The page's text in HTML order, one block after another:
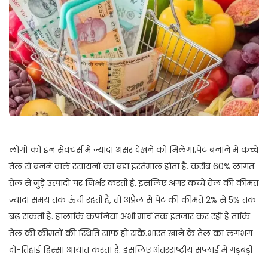
लोगों को इन सेक्टर्स में ज्यादा असर देखने को मिलेगा.पेंट बनाने में कच्चे
तेल से बनने वाले रसायनों का बड़ा इस्तेमाल होता है. करीब 60% लागत
तेल से जुड़े उत्पादों पर निर्भर करती है. इसलिए अगर कच्चे तेल की कीमत
ज्यादा समय तक ऊंची रहती है, तो अप्रैल से पेंट की कीमतें 2% से 5% तक
बढ़ सकती हैं. हालांकि कंपनियां अभी मार्च तक इंतजार कर रही हैं ताकि
तेल की कीमतों की स्थिति साफ हो सके.भारत खाने के तेल का लगभग
दो-तिहाई हिस्सा आयात करता है. इसलिए अंतरराष्ट्रीय सप्लाई में गड़बड़ी